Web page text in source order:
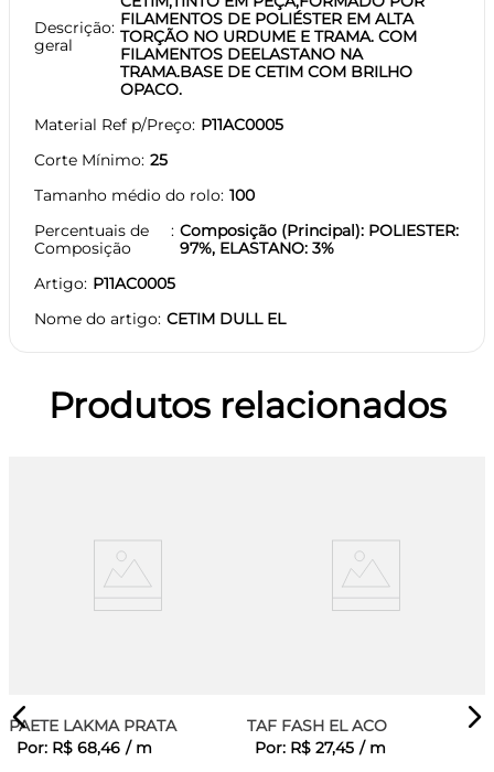
Descrição
geral
FILAMENTOS DE POLIÉSTER EM ALTA
TORÇÃO NO URDUME E TRAMA. COM
FILAMENTOS DEELASTANO NA
TRAMA.BASE DE CETIM COM BRILHO
OPACO.
Material Ref p/Preço P11AC0005
Corte Mínimo 25
Tamanho médio do rolo 100
Percentuais de
Composição
Composição (Principal): POLIESTER:
97%, ELASTANO: 3%
Artigo P11AC0005
Nome do artigo CETIM DULL EL
Produtos relacionados
PAETE LAKMA PRATA
Por: R$ 68,46 / m
TAF FASH EL ACO
Por: R$ 27,45 / m